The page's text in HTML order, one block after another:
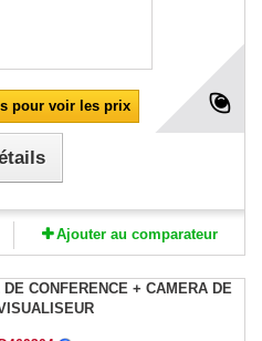
pour voir les prix
Ajouter au comparateur
CONFERENCE + CAMERA DE